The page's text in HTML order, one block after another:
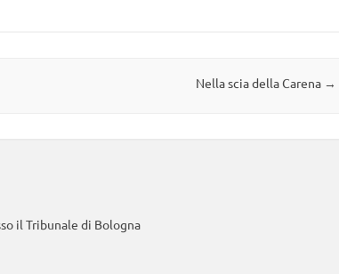
Nella scia della Carena →
il Tribunale di Bologna